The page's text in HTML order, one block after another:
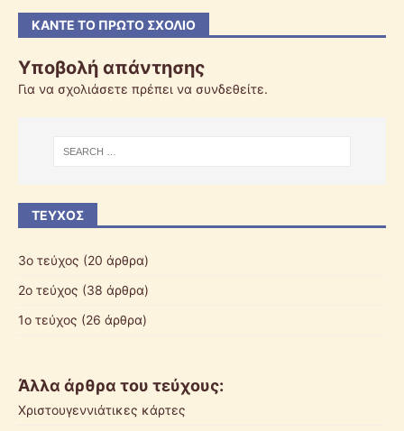
ΚΆΝΤΕ ΤΟ ΠΡΏΤΟ ΣΧΌΛΙΟ
Υποβολή απάντησης
Για να σχολιάσετε πρέπει να συνδεθείτε.
ΤΕΎΧΟΣ
3ο τεύχος (20 άρθρα)
2ο τεύχος (38 άρθρα)
1ο τεύχος (26 άρθρα)
Άλλα άρθρα του τεύχους:
Χριστουγεννιάτικες κάρτες